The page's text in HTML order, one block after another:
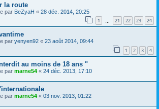
la route
par BeZyaH « 28 déc. 2014, 20:25
1 21 22 23 24
par yenyen92 « 23 août 2014, 09:44
1 2 3 4
au moins de 18 ans "
par marne54 « 24 déc. 2013, 17:10
par marne54 « 03 nov. 2013, 01:22